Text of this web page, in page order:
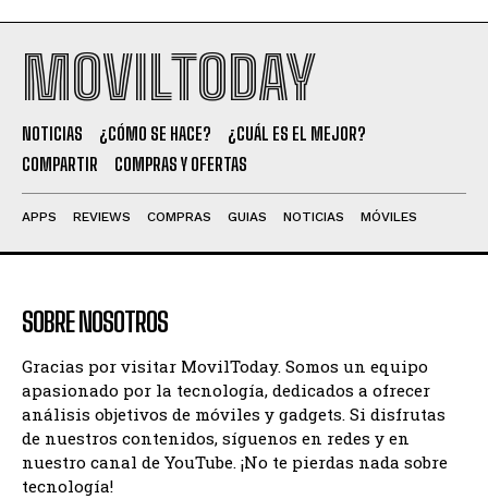
MOVILTODAY
NOTICIAS ¿CÓMO SE HACE?
¿CUÁL ES EL MEJOR?
COMPARTIR
COMPRAS Y OFERTAS
APPS REVIEWS COMPRAS GUIAS NOTICIAS MÓVILES
SOBRE NOSOTROS
Gracias por visitar MovilToday. Somos un equipo
apasionado por la tecnología, dedicados a ofrecer
análisis objetivos de móviles y gadgets. Si disfrutas
de nuestros contenidos, síguenos en redes y en
nuestro canal de YouTube. ¡No te pierdas nada sobre
tecnología!